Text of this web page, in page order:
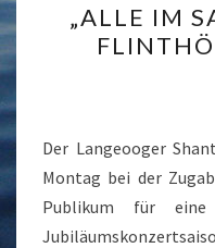
„ALLE IM
Der Langeooger
Montag bei der
Publikum für